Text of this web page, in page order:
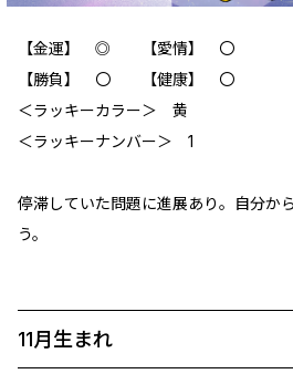
【金運】 ◎ 【愛情】 〇
【勝負】 〇 【健康】 〇
＜ラッキーカラー＞ 黄
＜ラッキーナンバー＞ 1
停滞していた問題に進展あり。自分か
う。
11月生まれ